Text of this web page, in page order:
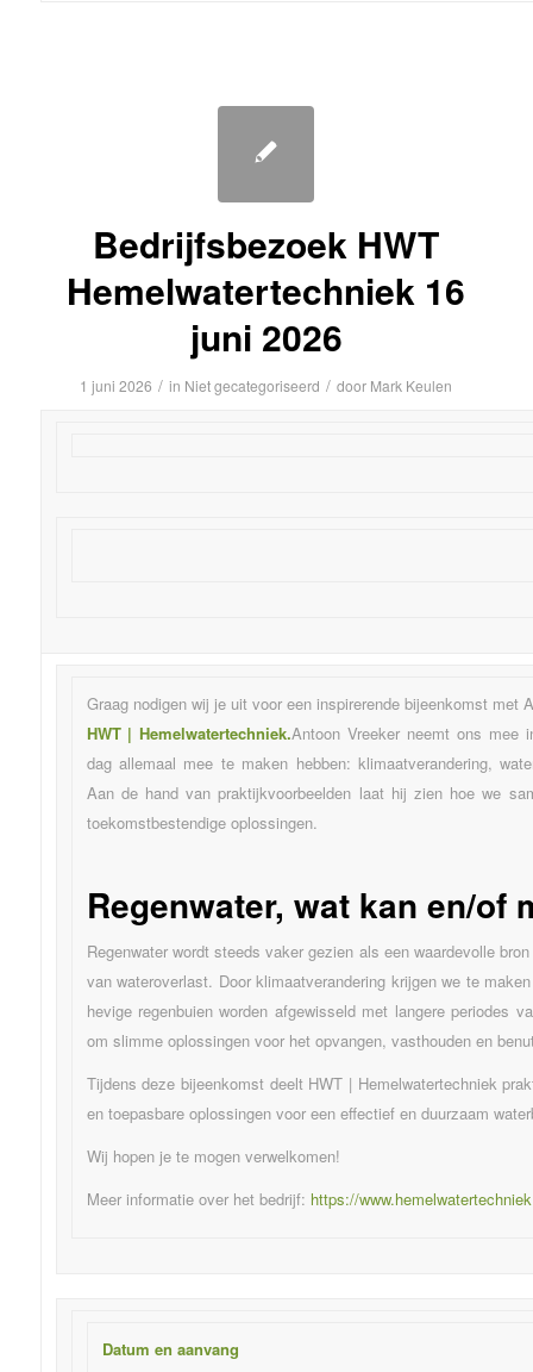
Bedrijfsbezoek HWT
Hemelwatertechniek 16
juni 2026
1 juni 2026 / in Niet gecategoriseerd / door Mark Keulen
Graag nodigen wij je uit voor een inspirerende bijeenkomst met
HWT | Hemelwatertechniek.Antoon Vreeker neemt ons mee
dag allemaal mee te maken hebben: klimaatverandering,
Aan de hand van praktijkvoorbeelden laat hij zien hoe we
toekomstbestendige oplossingen.
Regenwater, wat kan en/of
Regenwater wordt steeds vaker gezien als een waardevolle
van wateroverlast. Door klimaatverandering krijgen we te
hevige regenbuien worden afgewisseld met langere periodes
om slimme oplossingen voor het opvangen, vasthouden en
Tijdens deze bijeenkomst deelt HWT | Hemelwatertechniek
en toepasbare oplossingen voor een effectief en duurzaam
Wij hopen je te mogen verwelkomen!
Meer informatie over het bedrijf: https://
Datum en aanvang